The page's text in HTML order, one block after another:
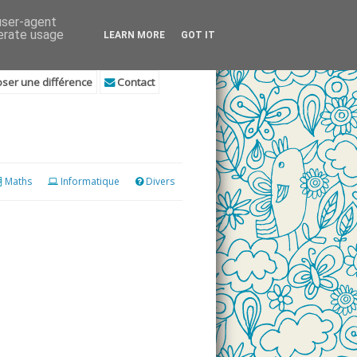
une différence Contact
Maths Informatique Divers
agent
usage
LEARN MORE GOT IT